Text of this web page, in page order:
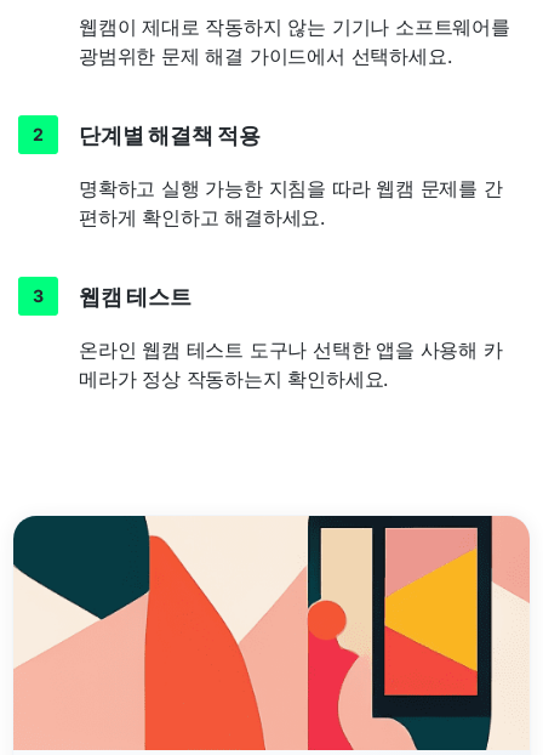
웹캠이 제대로 작동하지 않는 기기나 소프트웨어를
광범위한 문제 해결 가이드에서 선택하세요.
단계별 해결책 적용
명확하고 실행 가능한 지침을 따라 웹캠 문제를 간
편하게 확인하고 해결하세요.
웹캠 테스트
온라인 웹캠 테스트 도구나 선택한 앱을 사용해 카
메라가 정상 작동하는지 확인하세요.